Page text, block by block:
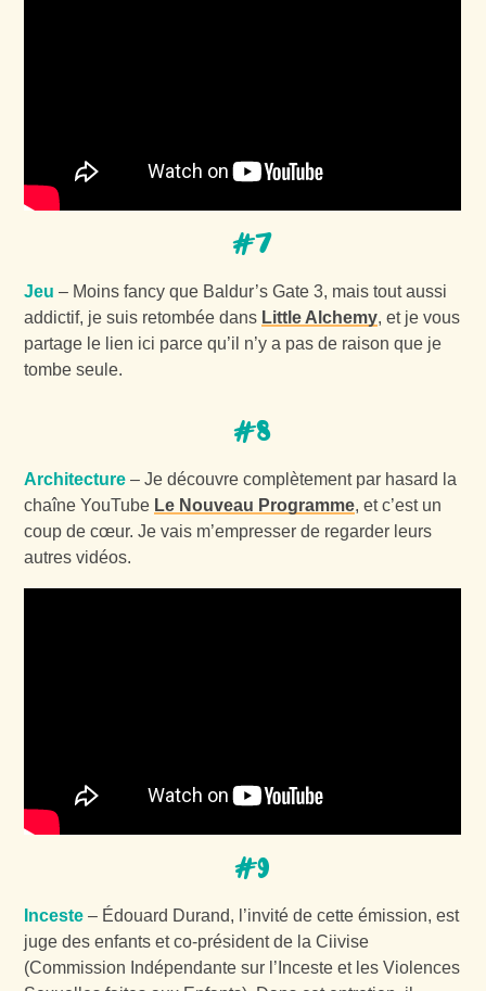
#7
Jeu – Moins fancy que Baldur’s Gate 3, mais tout aussi
addictif, je suis retombée dans Little Alchemy, et je vous
partage le lien ici parce qu’il n’y a pas de raison que je
tombe seule.
#8
Architecture – Je découvre complètement par hasard la
chaîne YouTube Le Nouveau Programme, et c’est un
coup de cœur. Je vais m’empresser de regarder leurs
autres vidéos.
#9
Inceste – Édouard Durand, l’invité de cette émission, est
juge des enfants et co-président de la Ciivise
(Commission Indépendante sur l’Inceste et les Violences